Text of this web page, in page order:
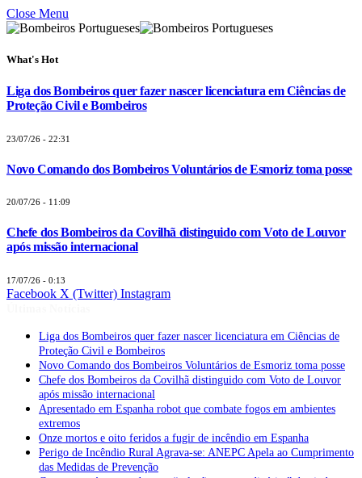
Close Menu
What's Hot
Liga dos Bombeiros quer fazer nascer licenciatura em Ciências de
Proteção Civil e Bombeiros
23/07/26 - 22:31
Novo Comando dos Bombeiros Voluntários de Esmoriz toma posse
20/07/26 - 11:09
Chefe dos Bombeiros da Covilhã distinguido com Voto de Louvor
após missão internacional
17/07/26 - 0:13
Facebook X (Twitter) Instagram
Liga dos Bombeiros quer fazer nascer licenciatura em Ciências de
Proteção Civil e Bombeiros
Novo Comando dos Bombeiros Voluntários de Esmoriz toma posse
Chefe dos Bombeiros da Covilhã distinguido com Voto de Louvor
após missão internacional
Apresentado em Espanha robot que combate fogos em ambientes
extremos
Onze mortos e oito feridos a fugir de incêndio em Espanha
Perigo de Incêndio Rural Agrava-se: ANEPC Apela ao Cumprimento
das Medidas de Prevenção